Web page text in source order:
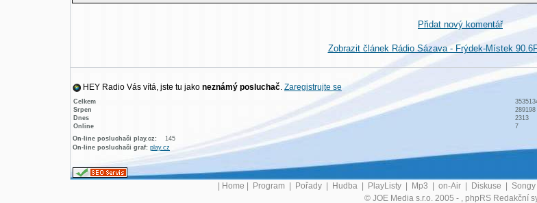
Přidat nový komentář
Zobrazit článek Rádio Sázava - Frýdek-Místek
HEY Radio Vás vítá, jste tu jako neznámý posluchač. Zaregistrujte se
Celkem
Srpen
289198
Dnes
2313
Online
7
On-line posluchači play.cz:
145
On-line posluchači graf: play.cz
Home Program Pořady Hudba PlayListy Mp3 on-Air Diskuse Songy
© JOE Media s.r.o. 2005 - , phpRS Redakční